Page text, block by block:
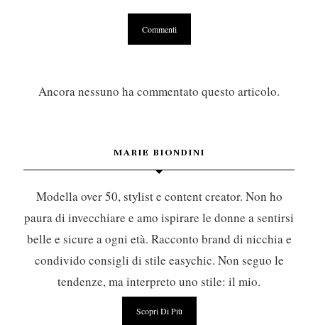
Ancora nessuno ha commentato questo articolo.
MARIE BIONDINI
Modella over 50, stylist e content creator. Non ho
paura di invecchiare e amo ispirare le donne a sentirsi
belle e sicure a ogni età. Racconto brand di nicchia e
condivido consigli di stile easychic. Non seguo le
tendenze, ma interpreto uno stile: il mio.
Scopri Di Più